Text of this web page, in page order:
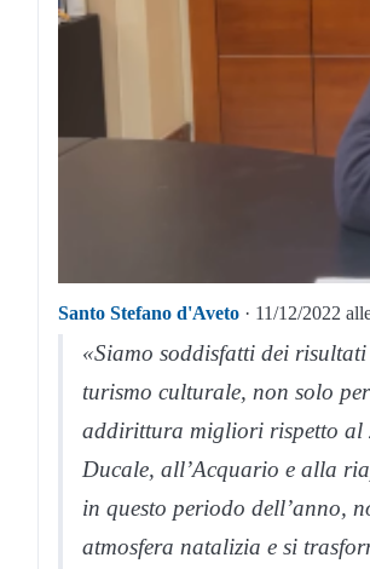
Santo Stefano d'Aveto · 11/12/2022
«Siamo soddisfatti dei
turismo culturale, non solo
addirittura migliori rispetto al
Ducale, all’Acquario e alla
in questo periodo dell’anno,
atmosfera natalizia e si